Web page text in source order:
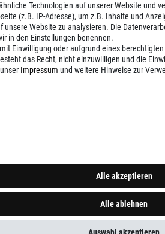
Technologien auf unserer Website und
(z.B. IP-Adresse), um z.B. Inhalte und
unsere Website zu analysieren. Die
in den Einstellungen benennen.
Einwilligung oder aufgrund eines
das Recht, nicht einzuwilligen und die
Impressum und weitere Hinweise zur
Alle akzeptieren
Alle ablehnen
Auswahl akzeptieren